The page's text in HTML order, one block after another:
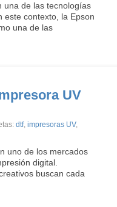
una de las tecnologías
este contexto, la Epson
una de las
UV
dtf, impresoras UV,
uno de los mercados
digital.
buscan cada